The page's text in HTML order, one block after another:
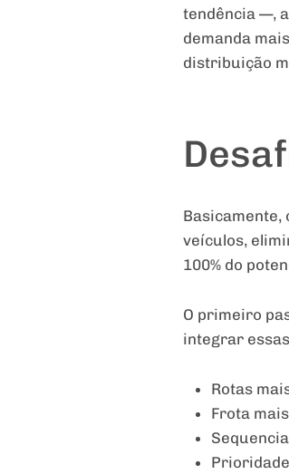
tendência —,
demanda
distribuição
Basicamente,
veículos,
100% do
O primeiro
integrar
Rotas
Frota